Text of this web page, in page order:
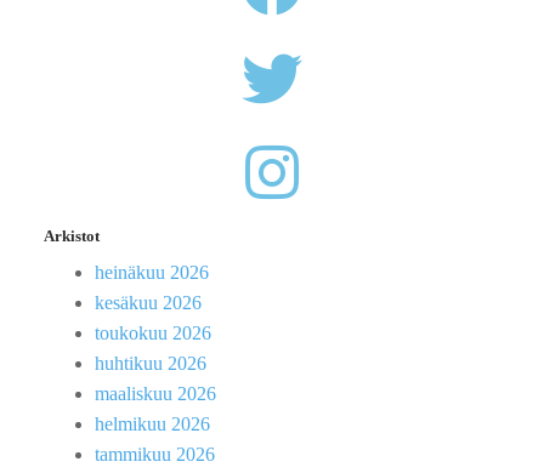
Arkistot
heinäkuu 2026
kesäkuu 2026
toukokuu 2026
huhtikuu 2026
maaliskuu 2026
helmikuu 2026
tammikuu 2026